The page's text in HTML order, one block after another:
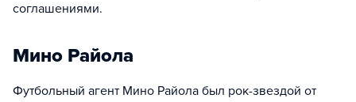
соглашениями.
Мино Райола
Футбольный агент Мино Райола был рок-звездой от